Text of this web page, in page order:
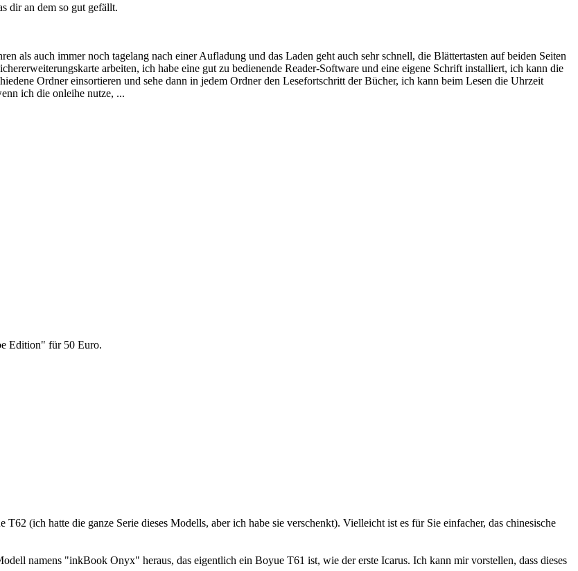
dir an dem so gut gefällt.
als auch immer noch tagelang nach einer Aufladung und das Laden geht auch sehr schnell, die Blättertasten auf beiden Seiten
arbeiten, ich habe eine gut zu bedienende Reader-Software und eine eigene Schrift installiert, ich kann die
Ordner einsortieren und sehe dann in jedem Ordner den Lesefortschritt der Bücher, ich kann beim Lesen die Uhrzeit
ich die onleihe nutze, ...
Edition" für 50 Euro.
(ich hatte die ganze Serie dieses Modells, aber ich habe sie verschenkt). Vielleicht ist es für Sie einfacher, das chinesische
namens "inkBook Onyx" heraus, das eigentlich ein Boyue T61 ist, wie der erste Icarus. Ich kann mir vorstellen, dass dieses